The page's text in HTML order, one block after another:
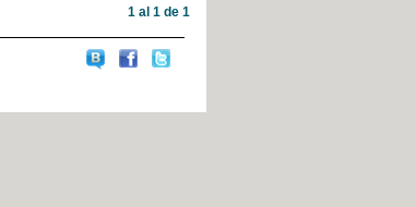
1 al 1 de 1